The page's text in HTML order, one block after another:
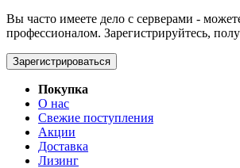
Вы часто имеете дело с серверами -
профессионалом. Зарегистрируйтесь,
Зарегистрироваться
Покупка
О нас
Свежие поступления
Акции
Доставка
Лизинг